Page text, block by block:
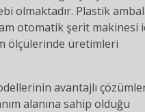
olmaktadır. Plastik
otomatik şerit makinesi
ölçülerinde üretimleri
avantajlı çözümler
alanına sahip olduğu